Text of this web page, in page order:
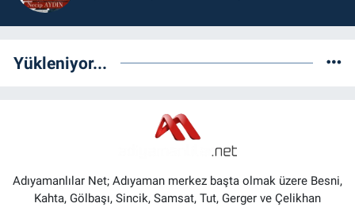
Yükleniyor...
Adıyamanlılar Net; Adıyaman merkez başta olmak üzere Besni,
Kahta, Gölbaşı, Sincik, Samsat, Tut, Gerger ve Çelikhan